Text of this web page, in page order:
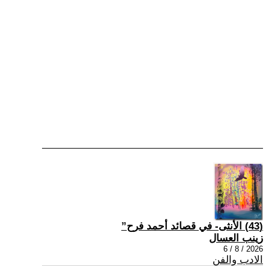
(43) الأنثى- في قصائد أحمد فرح”
زينب العسال
2026 / 8 / 6
الادب والفن